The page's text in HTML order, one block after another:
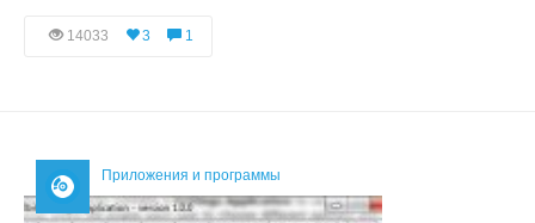
14033 3 1
Приложения и программы